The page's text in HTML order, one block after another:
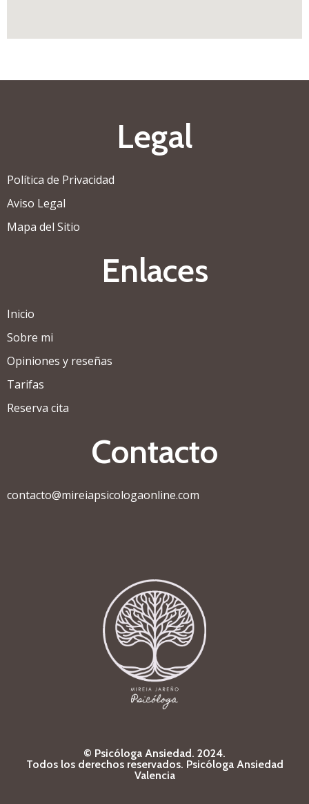
Legal
Política de Privacidad
Aviso Legal
Mapa del Sitio
Enlaces
Inicio
Sobre mi
Opiniones y reseñas
Tarifas
Reserva cita
Contacto
contacto@mireiapsicologaonline.com
© Psicóloga Ansiedad. 2024.
Todos los derechos reservados. Psicóloga Ansiedad
Valencia